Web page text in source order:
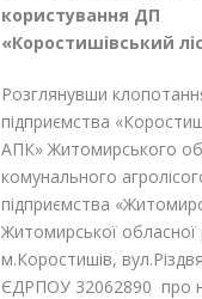
користування ДП
«Коростишівський
Розглянувши
підприємства
АПК» Житомирського
комунального
підприємства
Житомирської обласної
м.Коростишів,
ЄДРПОУ 32062890 про